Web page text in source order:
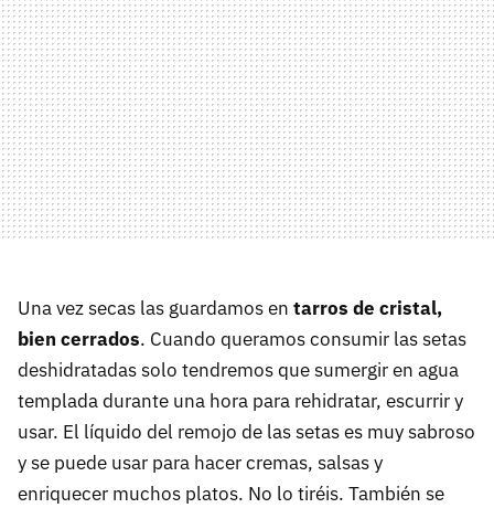
Una vez secas las guardamos en tarros de cristal,
bien cerrados. Cuando queramos consumir las setas
deshidratadas solo tendremos que sumergir en agua
templada durante una hora para rehidratar, escurrir y
usar. El líquido del remojo de las setas es muy sabroso
y se puede usar para hacer cremas, salsas y
enriquecer muchos platos. No lo tiréis. También se